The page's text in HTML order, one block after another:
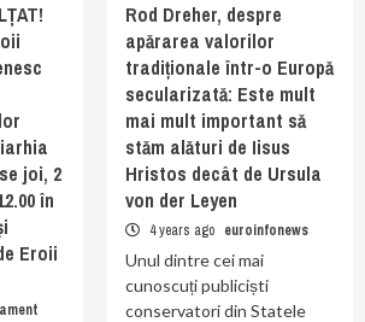
joi, 2
în
Eroii
Rod Dreher, despre
apărarea valorilor
tradiționale într-o Europă
secularizată: Este mult
mai mult important să
stăm alături de Iisus
Hristos decât de Ursula
von der Leyen
4 years ago euroinfonews
Unul dintre cei mai
cunoscuți publiciști
conservatori din Statele